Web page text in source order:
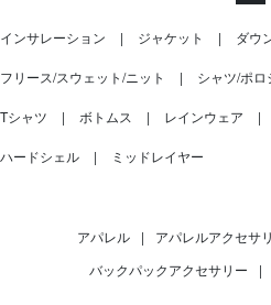
インサレーション ジャケット ダウ
フリース/スウェット/ニット シャツ/ポロ
Tシャツ ボトムス レインウェア
ハードシェル ミッドレイヤー
アパレル | アパレルアクセサ
バックパックアクセサリー
|